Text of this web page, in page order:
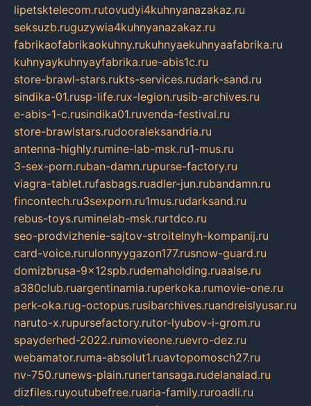
lipetsktelecom.rutovudyi4kuhnyanazakaz.ru
seksuzb.ruguzywia4kuhnyanazakaz.ru
fabrikaofabrikaokuhny.rukuhnyaekuhnyaafabrika.ru
kuhnyaykuhnyayfabrika.rue-abis1c.ru
store-brawl-stars.rukts-services.rudark-sand.ru
sindika-01.rusp-life.rux-legion.rusib-archives.ru
e-abis-1-c.rusindika01.ruvenda-festival.ru
store-brawlstars.rudooraleksandria.ru
antenna-highly.rumine-lab-msk.ru1-mus.ru
3-sex-porn.ruban-damn.rupurse-factory.ru
viagra-tablet.rufasbags.ruadler-jun.rubandamn.ru
fincontech.ru3sexporn.ru1mus.rudarksand.ru
rebus-toys.ruminelab-msk.rurtdco.ru
seo-prodvizhenie-sajtov-stroitelnyh-kompanij.ru
card-voice.rurulonnyygazon177.rusnow-guard.ru
domizbrusa-9x12spb.rudemaholding.ruaalse.ru
a380club.ruargentinamia.ruperkoka.rumovie-one.ru
perk-oka.rug-octopus.rusibarchives.ruandreislyusar.ru
naruto-x.rupursefactory.rutor-lyubov-i-grom.ru
spayderhed-2022.rumovieone.ruevro-dez.ru
webamator.ruma-absolut1.ruavtopomosch27.ru
nv-750.runews-plain.runertansaga.rudelanalad.ru
dizfiles.ruyoutubefree.ruaria-family.ruroadli.ru